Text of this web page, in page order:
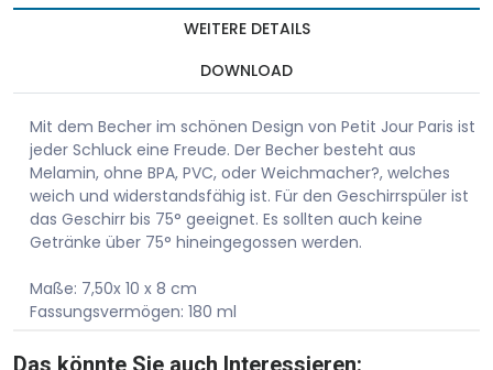
WEITERE DETAILS
DOWNLOAD
Mit dem Becher im schönen Design von Petit Jour Paris ist
jeder Schluck eine Freude. Der Becher besteht aus
Melamin, ohne BPA, PVC, oder Weichmacher?, welches
weich und widerstandsfähig ist. Für den Geschirrspüler ist
das Geschirr bis 75° geeignet. Es sollten auch keine
Getränke über 75° hineingegossen werden.
Maße: 7,50x 10 x 8 cm
Fassungsvermögen: 180 ml